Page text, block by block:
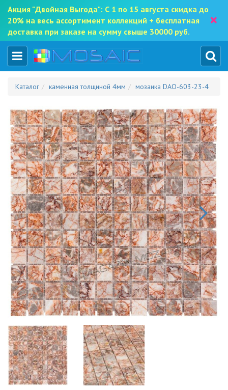
Акция "Двойная Выгода": С 1 по 15 августа скидка до
20% на весь ассортимент коллекций + бесплатная
доставка при заказе на сумму свыше 30000 руб.
×
Каталог каменная толщиной 4мм мозаика DAO-603-23-4